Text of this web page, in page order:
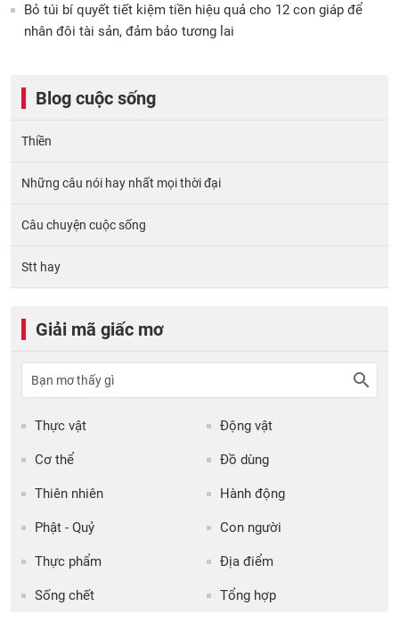
Bỏ túi bí quyết tiết kiệm tiền hiệu quả cho 12 con giáp để
nhân đôi tài sản, đảm bảo tương lai
Blog cuộc sống
Thiền
Những câu nói hay nhất mọi thời đại
Câu chuyện cuộc sống
Stt hay
Giải mã giấc mơ
Thực vật Động vật
Cơ thể Đồ dùng
Thiên nhiên Hành động
Phật - Quỷ Con người
Thực phẩm Địa điểm
Sống chết Tổng hợp